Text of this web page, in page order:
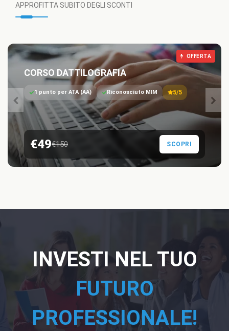
APPROFITTA SUBITO DEGLI SCONTI
OFFERTA
CORSO DATTILOGRAFIA
1 punto per ATA (AA) Riconosciuto MIM 5/5
€49€150 SCOPRI
INVESTI NEL TUO
FUTURO
PROFESSIONALE!